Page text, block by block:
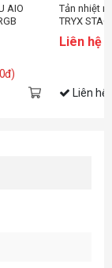
AIO
Tản nhiệt
TRYX
Liên hệ
Liên hệ